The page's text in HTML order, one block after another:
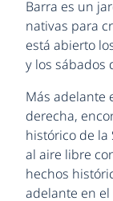
Barra es un
nativas para
está abierto
y los sábados
Más adelante
derecha,
histórico de
al aire libre
hechos
adelante en